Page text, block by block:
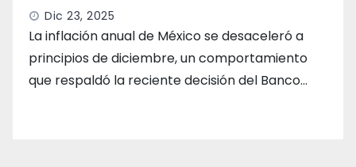
Dic 23, 2025
La inflación anual de México se desaceleró a
principios de diciembre, un comportamiento
que respaldó la reciente decisión del Banco…